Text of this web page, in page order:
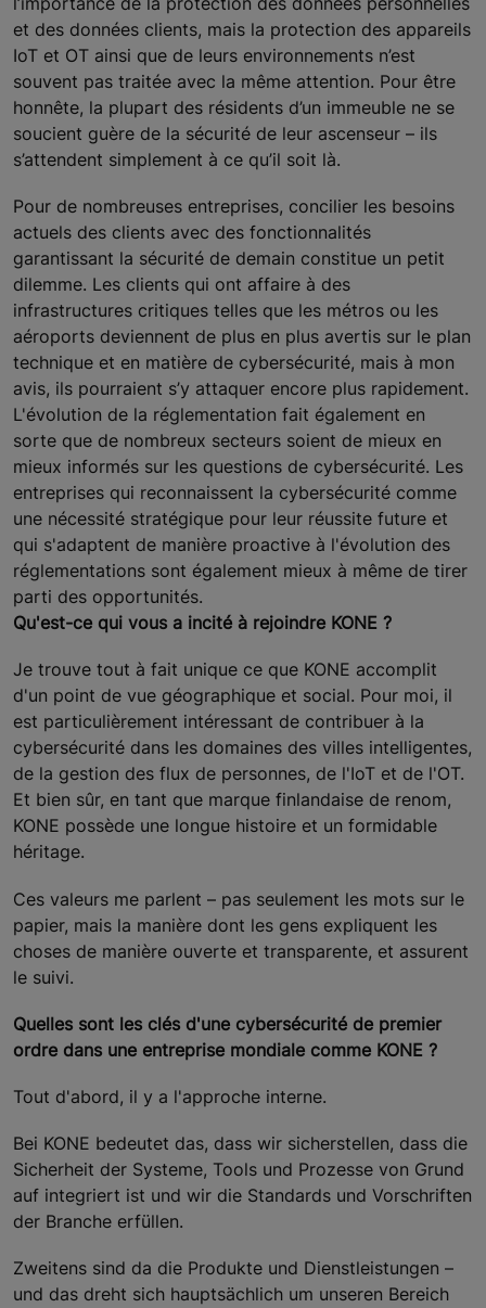
et des données clients, mais la protection des appareils
IoT et OT ainsi que de leurs environnements n’est
souvent pas traitée avec la même attention. Pour être
honnête, la plupart des résidents d’un immeuble ne se
soucient guère de la sécurité de leur ascenseur – ils
s’attendent simplement à ce qu’il soit là.
Pour de nombreuses entreprises, concilier les besoins
actuels des clients avec des fonctionnalités
garantissant la sécurité de demain constitue un petit
dilemme. Les clients qui ont affaire à des
infrastructures critiques telles que les métros ou les
aéroports deviennent de plus en plus avertis sur le plan
technique et en matière de cybersécurité, mais à mon
avis, ils pourraient s’y attaquer encore plus rapidement.
L'évolution de la réglementation fait également en
sorte que de nombreux secteurs soient de mieux en
mieux informés sur les questions de cybersécurité. Les
entreprises qui reconnaissent la cybersécurité comme
une nécessité stratégique pour leur réussite future et
qui s'adaptent de manière proactive à l'évolution des
réglementations sont également mieux à même de tirer
parti des opportunités.
Qu'est-ce qui vous a incité à rejoindre KONE ?
Je trouve tout à fait unique ce que KONE accomplit
d'un point de vue géographique et social. Pour moi, il
est particulièrement intéressant de contribuer à la
cybersécurité dans les domaines des villes intelligentes,
de la gestion des flux de personnes, de l'IoT et de l'OT.
Et bien sûr, en tant que marque finlandaise de renom,
KONE possède une longue histoire et un formidable
héritage.
Ces valeurs me parlent – pas seulement les mots sur le
papier, mais la manière dont les gens expliquent les
choses de manière ouverte et transparente, et assurent
le suivi.
Quelles sont les clés d'une cybersécurité de premier
ordre dans une entreprise mondiale comme KONE ?
Tout d'abord, il y a l'approche interne.
Bei KONE bedeutet das, dass wir sicherstellen, dass die
Sicherheit der Systeme, Tools und Prozesse von Grund
auf integriert ist und wir die Standards und Vorschriften
der Branche erfüllen.
Zweitens sind da die Produkte und Dienstleistungen –
und das dreht sich hauptsächlich um unseren Bereich